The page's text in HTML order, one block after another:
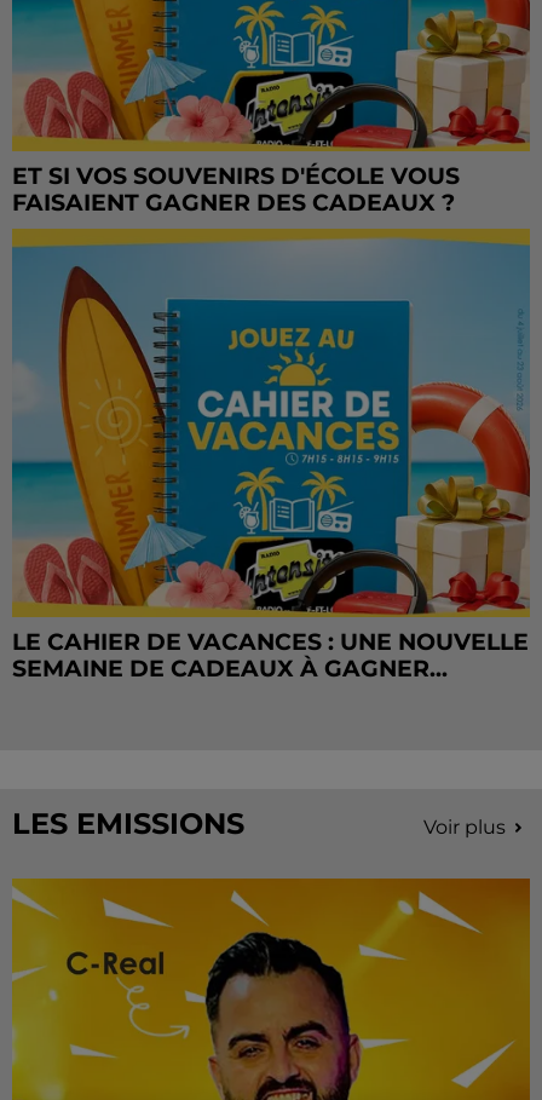
ET SI VOS SOUVENIRS D'ÉCOLE VOUS
FAISAIENT GAGNER DES CADEAUX ?
LE CAHIER DE VACANCES : UNE NOUVELLE
SEMAINE DE CADEAUX À GAGNER...
LES EMISSIONS Voir plus